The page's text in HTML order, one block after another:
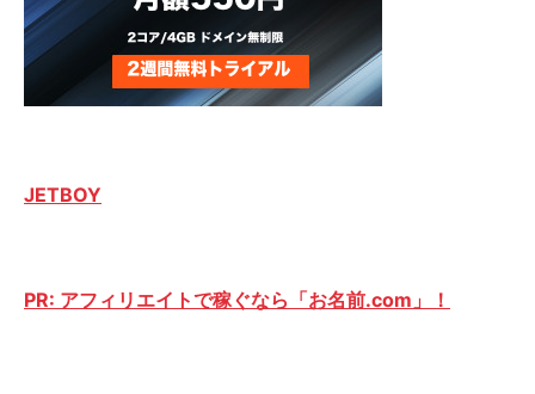
JETBOY
PR: アフィリエイトで稼ぐなら「お名前.com」！